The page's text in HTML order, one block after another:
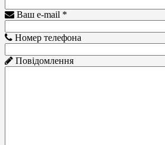
Ваш e-mail *
Номер телефона
Повідомлення